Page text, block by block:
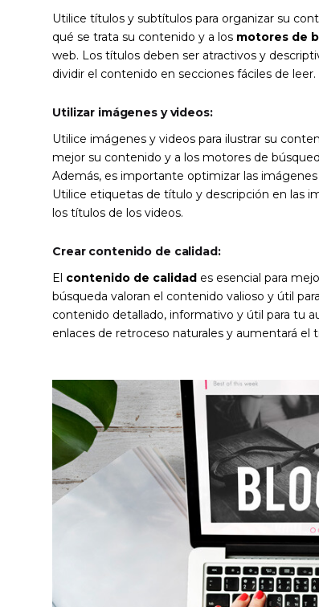
Utilice títulos y subtítulos para organizar su
qué se trata su contenido y a los motores de
web. Los títulos deben ser atractivos y
dividir el contenido en secciones fáciles de leer.
Utilizar imágenes y videos:
Utilice imágenes y videos para ilustrar su
mejor su contenido y a los motores de
Además, es importante optimizar las
Utilice etiquetas de título y descripción en las
los títulos de los videos.
Crear contenido de calidad:
El contenido de calidad es esencial para
búsqueda valoran el contenido valioso y útil
contenido detallado, informativo y útil para tu
enlaces de retroceso naturales y aumentará